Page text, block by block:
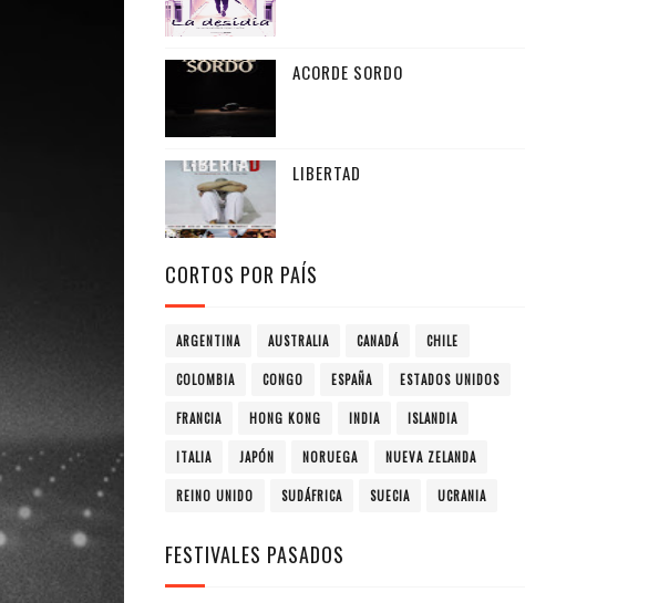
ACORDE SORDO
LIBERTAD
CORTOS POR PAÍS
ARGENTINA AUSTRALIA CANADÁ CHILE
COLOMBIA CONGO ESPAÑA ESTADOS UNIDOS
FRANCIA HONG KONG INDIA ISLANDIA
ITALIA JAPÓN NORUEGA NUEVA ZELANDA
REINO UNIDO SUDÁFRICA SUECIA UCRANIA
FESTIVALES PASADOS